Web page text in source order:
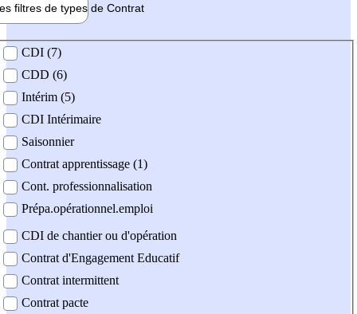
filtres de types de Contrat
contrat
CDI (7)
CDD (6)
Intérim (5)
CDI Intérimaire
Saisonnier
Contrat apprentissage (1)
Cont. professionnalisation
Prépa.opérationnel.emploi
CDI de chantier ou d'opération
Contrat d'Engagement Educatif
Contrat intermittent
Contrat pacte